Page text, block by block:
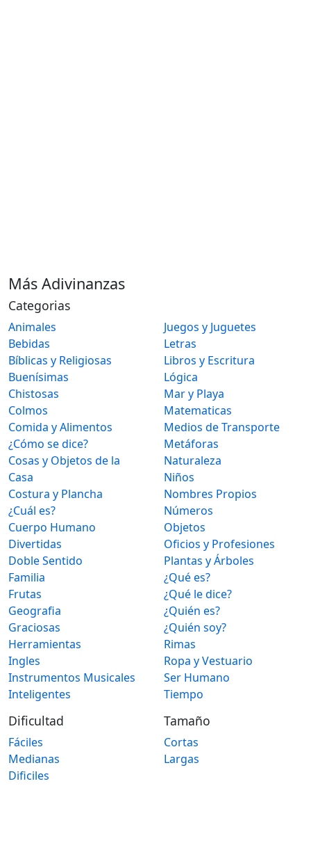
Más Adivinanzas
Categorias
Animales
Bebidas
Bíblicas y Religiosas
Buenísimas
Chistosas
Colmos
Comida y Alimentos
¿Cómo se dice?
Cosas y Objetos de la
Casa
Costura y Plancha
¿Cuál es?
Cuerpo Humano
Divertidas
Doble Sentido
Familia
Frutas
Geografia
Graciosas
Herramientas
Ingles
Instrumentos Musicales
Inteligentes
Juegos y Juguetes
Letras
Libros y Escritura
Lógica
Mar y Playa
Matematicas
Medios de Transporte
Metáforas
Naturaleza
Niños
Nombres Propios
Números
Objetos
Oficios y Profesiones
Plantas y Árboles
¿Qué es?
¿Qué le dice?
¿Quién es?
¿Quién soy?
Rimas
Ropa y Vestuario
Ser Humano
Tiempo
Dificultad
Fáciles
Medianas
Dificiles
Tamaño
Cortas
Largas